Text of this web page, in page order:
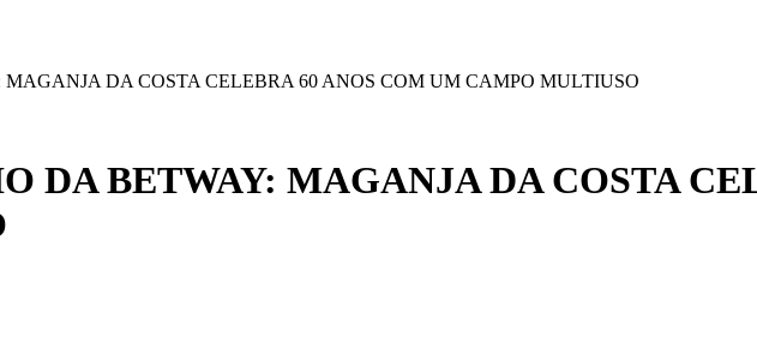
DA COSTA CELEBRA 60 ANOS COM UM CAMPO MULTIUSO
DA BETWAY: MAGANJA DA COSTA